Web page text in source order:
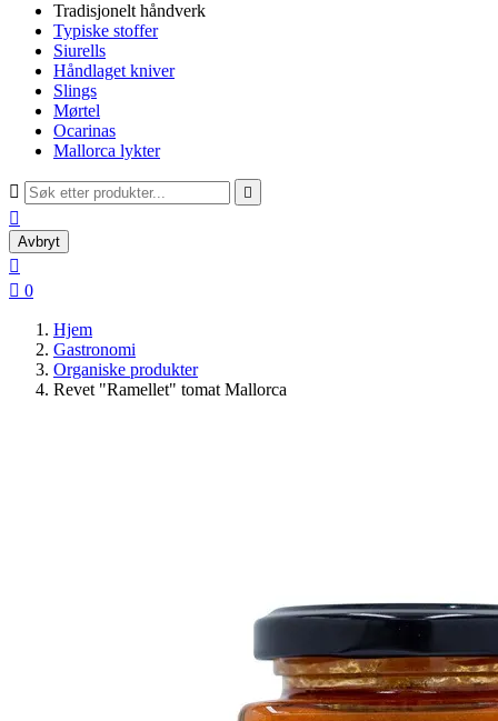
Tradisjonelt håndverk
Typiske stoffer
Siurells
Håndlaget kniver
Slings
Mørtel
Ocarinas
Mallorca lykter
 

Avbryt

 0
Hjem
Gastronomi
Organiske produkter
Revet "Ramellet" tomat Mallorca